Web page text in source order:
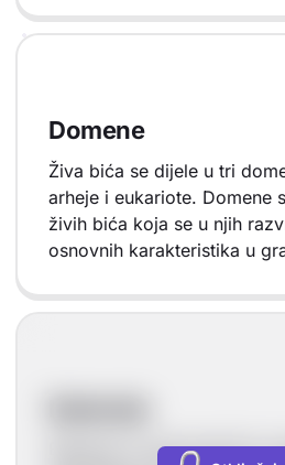
Domene
Živa bića se dijele u tri
arheje i eukariote. Domene
živih bića koja se u njih
osnovnih karakteristika u
Bakterije su jednostanični